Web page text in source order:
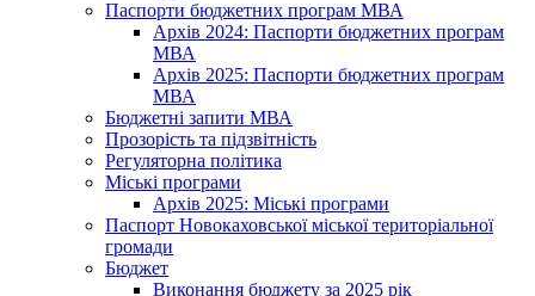
Паспорти бюджетних програм МВА
Архів 2024: Паспорти бюджетних програм
МВА
Архів 2025: Паспорти бюджетних програм
МВА
Бюджетні запити МВА
Прозорість та підзвітність
Регуляторна політика
Міські програми
Архів 2025: Міські програми
Паспорт Новокаховської міської територіальної
громади
Бюджет
Виконання бюджету за 2025 рік